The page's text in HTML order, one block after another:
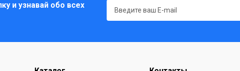
и узнавай обо всех